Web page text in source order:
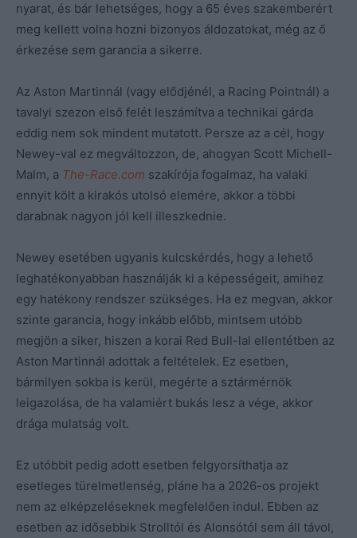
nyarat, és bár lehetséges, hogy a 65 éves szakemberért
meg kellett volna hozni bizonyos áldozatokat, még az ő
érkezése sem garancia a sikerre.
Az Aston Martinnál (vagy elődjénél, a Racing Pointnál) a
tavalyi szezon első felét leszámítva a technikai gárda
eddig nem sok mindent mutatott. Persze az a cél, hogy
Newey-val ez megváltozzon, de, ahogyan Scott Michell-
Malm, a The-Race.com szakírója fogalmaz, ha valaki
ennyit költ a kirakós utolsó elemére, akkor a többi
darabnak nagyon jól kell illeszkednie.
Newey esetében ugyanis kulcskérdés, hogy a lehető
leghatékonyabban használják ki a képességeit, amihez
egy hatékony rendszer szükséges. Ha ez megvan, akkor
szinte garancia, hogy inkább előbb, mintsem utóbb
megjön a siker, hiszen a korai Red Bull-lal ellentétben az
Aston Martinnál adottak a feltételek. Ez esetben,
bármilyen sokba is kerül, megérte a sztármérnök
leigazolása, de ha valamiért bukás lesz a vége, akkor
drága mulatság volt.
Ez utóbbit pedig adott esetben felgyorsíthatja az
esetleges türelmetlenség, pláne ha a 2026-os projekt
nem az elképzeléseknek megfelelően indul. Ebben az
esetben az idősebbik Strolltól és Alonsótól sem áll távol,